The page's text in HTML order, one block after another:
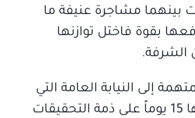
بينهما مشاجرة عنيفة ما
بقوة فاختل توازنها
إلى النيابة العامة التي
أمرت بحبسها 15 يوماً على ذمة التحقيقات